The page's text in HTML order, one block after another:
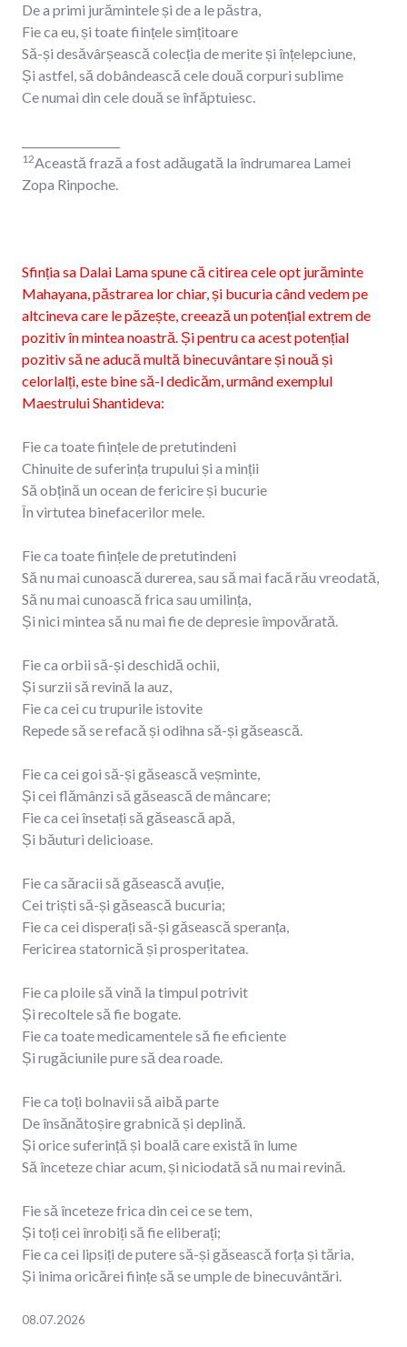
De a primi jurămintele și de a le păstra,
Fie ca eu, și toate ființele simțitoare
Să-și desăvârșească colecția de merite și înțelepciune,
Și astfel, să dobândească cele două corpuri sublime
Ce numai din cele două se înfăptuiesc.
12Această frază a fost adăugată la îndrumarea Lamei
Zopa Rinpoche.
Sfinția sa Dalai Lama spune că citirea cele opt jurăminte
Mahayana, păstrarea lor chiar, și bucuria când vedem pe
altcineva care le păzește, creează un potențial extrem de
pozitiv în mintea noastră. Și pentru ca acest potențial
pozitiv să ne aducă multă binecuvântare și nouă și
celorlalți, este bine să-l dedicăm, urmând exemplul
Maestrului Shantideva:
Fie ca toate ființele de pretutindeni
Chinuite de suferința trupului și a minții
Să obțină un ocean de fericire și bucurie
În virtutea binefacerilor mele.
Fie ca toate ființele de pretutindeni
Să nu mai cunoască durerea, sau să mai facă rău vreodată,
Să nu mai cunoască frica sau umilința,
Și nici mintea să nu mai fie de depresie împovărată.
Fie ca orbii să-și deschidă ochii,
Și surzii să revină la auz,
Fie ca cei cu trupurile istovite
Repede să se refacă și odihna să-și găsească.
Fie ca cei goi să-și găsească veșminte,
Și cei flămânzi să găsească de mâncare;
Fie ca cei însetați să găsească apă,
Și băuturi delicioase.
Fie ca săracii să găsească avuție,
Cei triști să-și găsească bucuria;
Fie ca cei disperați să-și găsească speranța,
Fericirea statornică și prosperitatea.
Fie ca ploile să vină la timpul potrivit
Și recoltele să fie bogate.
Fie ca toate medicamentele să fie eficiente
Și rugăciunile pure să dea roade.
Fie ca toți bolnavii să aibă parte
De însănătoșire grabnică și deplină.
Și orice suferință și boală care există în lume
Să înceteze chiar acum, și niciodată să nu mai revină.
Fie să înceteze frica din cei ce se tem,
Și toți cei înrobiți să fie eliberați;
Fie ca cei lipsiți de putere să-și găsească forța și tăria,
Și inima oricărei ființe să se umple de binecuvântări.
08.07.2026